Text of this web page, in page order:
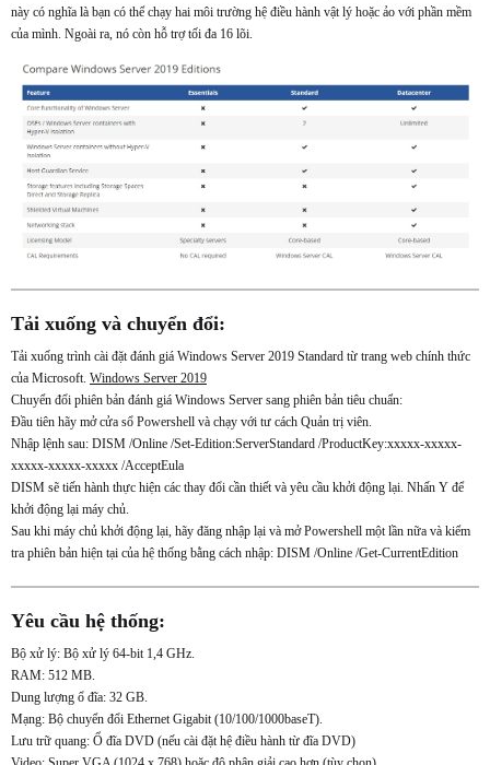
này có nghĩa là bạn có thể chạy hai môi trường hệ điều hành vật lý hoặc ảo với phần mềm
của mình. Ngoài ra, nó còn hỗ trợ tối đa 16 lõi.
Tải xuống và chuyển đổi:
Tải xuống trình cài đặt đánh giá Windows Server 2019 Standard từ trang web chính thức
của Microsoft. Windows Server 2019
Chuyển đổi phiên bản đánh giá Windows Server sang phiên bản tiêu chuẩn:
Đầu tiên hãy mở cửa sổ Powershell và chạy với tư cách Quản trị viên.
Nhập lệnh sau: DISM /Online /Set-Edition:ServerStandard /ProductKey:xxxxx-xxxxx-
xxxxx-xxxxx-xxxxx /AcceptEula
DISM sẽ tiến hành thực hiện các thay đổi cần thiết và yêu cầu khởi động lại. Nhấn Y để
khởi động lại máy chủ.
Sau khi máy chủ khởi động lại, hãy đăng nhập lại và mở Powershell một lần nữa và kiểm
tra phiên bản hiện tại của hệ thống bằng cách nhập: DISM /Online /Get-CurrentEdition
Yêu cầu hệ thống:
Bộ xử lý: Bộ xử lý 64-bit 1,4 GHz.
RAM: 512 MB.
Dung lượng ổ đĩa: 32 GB.
Mạng: Bộ chuyển đổi Ethernet Gigabit (10/100/1000baseT).
Lưu trữ quang: Ổ đĩa DVD (nếu cài đặt hệ điều hành từ đĩa DVD)